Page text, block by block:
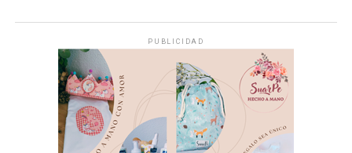
PUBLICIDAD